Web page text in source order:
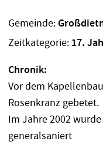
Gemeinde:
Zeitkategorie: 17.
Chronik:
Vor dem
Rosenkranz gebetet.
Im Jahre 2002
generalsaniert